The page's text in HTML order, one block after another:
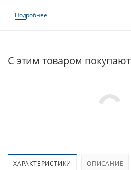
Подробнее
С этим товаром покупают
ХАРАКТЕРИСТИКИ ОПИСАНИЕ